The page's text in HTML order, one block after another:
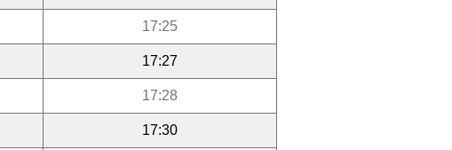
17:25
17:27
17:28
17:30